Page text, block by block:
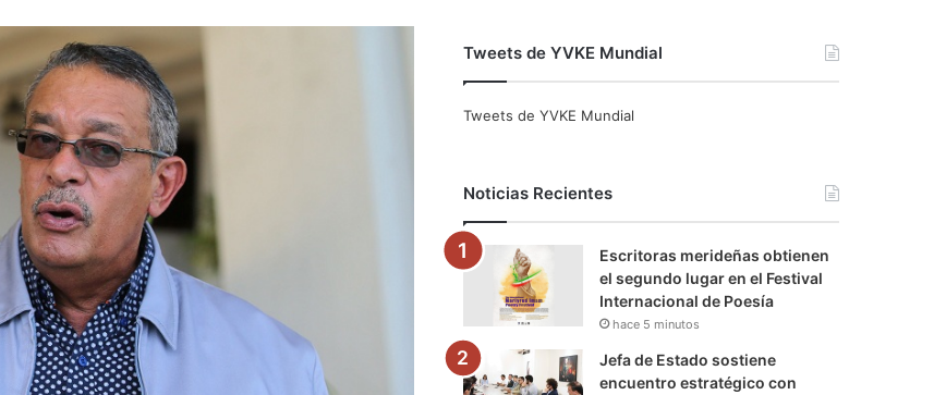
c
o
k
i
r
u
e
r
a
m
a
m
Tweets de YVKE Mundial
Tweets de YVKE Mundial
Noticias Recientes
Escritoras merideñas obtienen
el segundo lugar en el Festival
Internacional de Poesía
hace 5 minutos
Jefa de Estado sostiene
encuentro estratégico con